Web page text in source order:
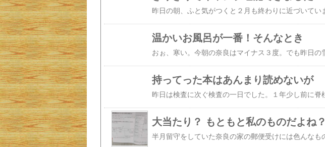
温かいお風呂が一番！そんなとき
持ってった本はあんまり読めないが
大当たり？ もともと私のものだよね？